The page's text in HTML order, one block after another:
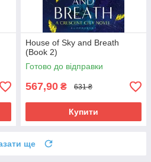
House of Sky and Breath
(Book 2)
Готово до відправки
567,90 ₴ 631 ₴
Купити
ще